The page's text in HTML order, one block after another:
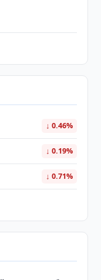
↓ 0.46%
↓ 0.19%
↓ 0.71%